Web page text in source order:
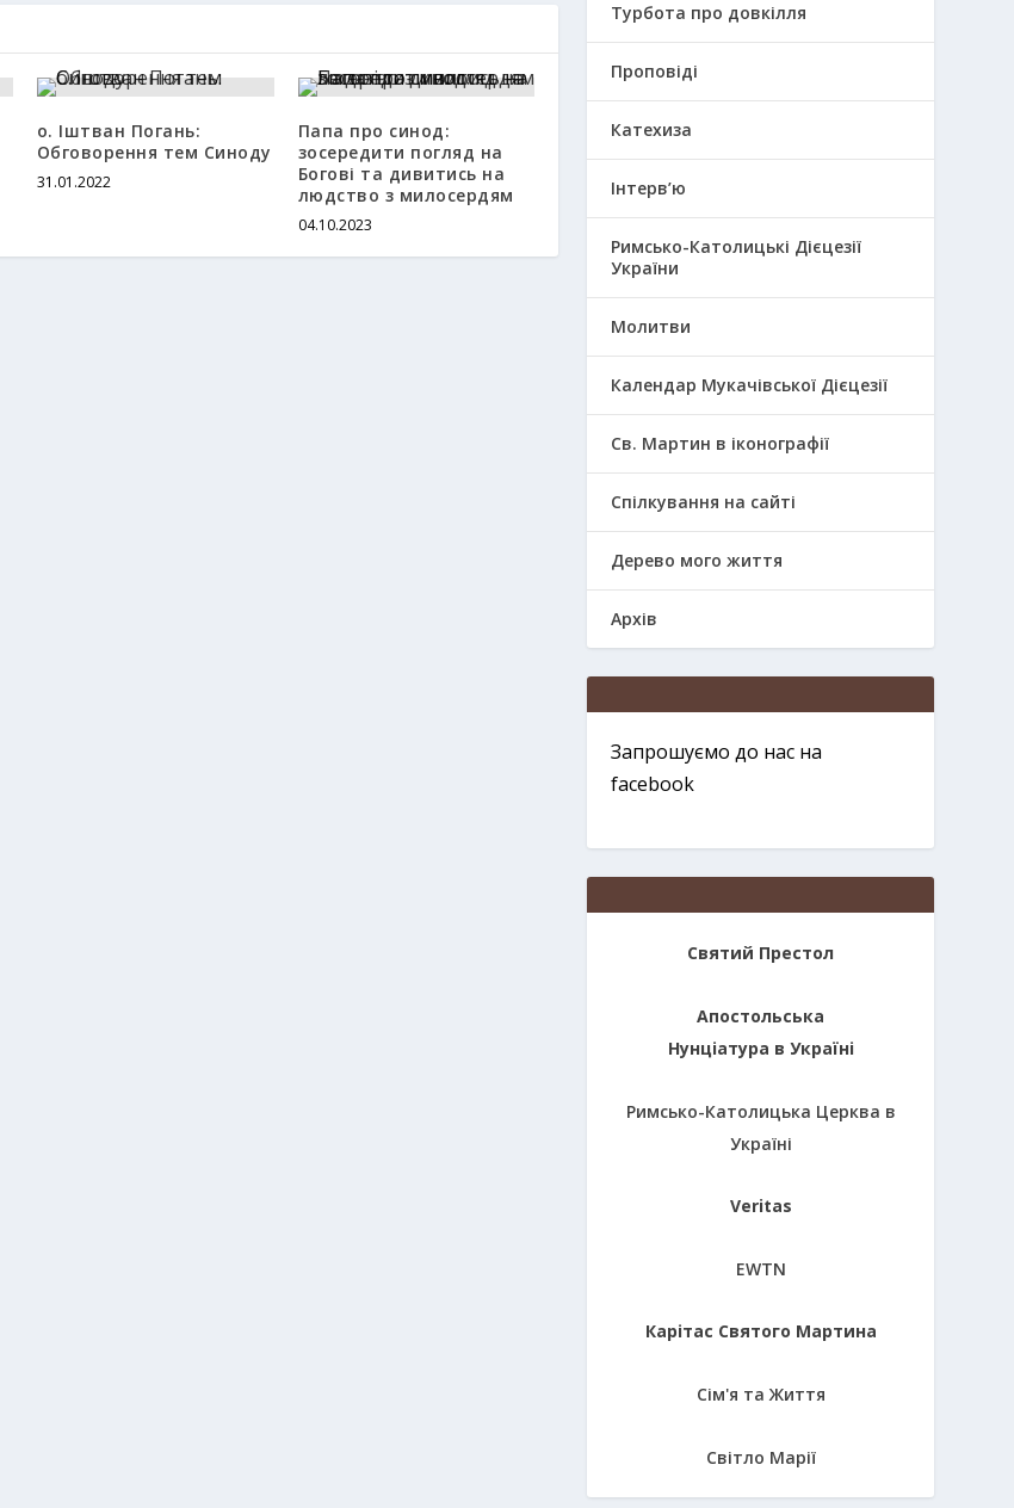
о. Іштван Погань:
Обговорення тем Синоду
31.01.2022
Папа про синод:
зосередити погляд на
Богові та дивитись на
людство з милосердям
04.10.2023
Турбота про довкілля
Проповіді
Катехиза
Інтерв’ю
Римсько-Католицькі Дієцезії
України
Молитви
Календар Мукачівської Дієцезії
Св. Мартин в іконографії
Спілкування на сайті
Дерево мого життя
Архів
Запрошуємо до нас на
facebook
Святий Престол
Апостольська
Нунціатура в Україні
Римсько-Католицька Церква в
Україні
Veritas
EWTN
Карітас Святого Мартина
Сім'я та Життя
Світло Марії